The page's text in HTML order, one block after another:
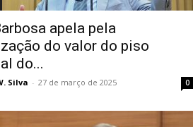
apela pela
do valor do piso
do...
Silva - 27 de março de 2025 0